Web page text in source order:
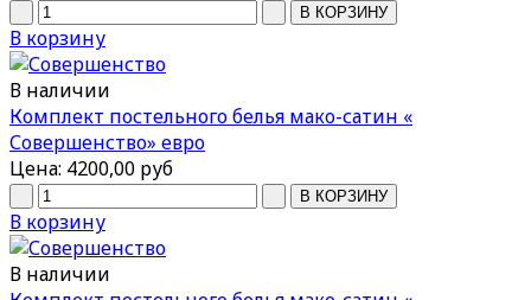
В корзину
В наличии
Комплект постельного белья мако-сатин «
Совершенство» евро
Цена: 4200,00 руб
В корзину
В наличии